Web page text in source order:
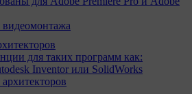
для таких программ как:
Inventor или SolidWorks